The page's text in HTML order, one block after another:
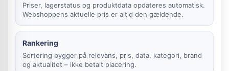
Priser, lagerstatus og produktdata opdateres automatisk.
Webshoppens aktuelle pris er altid den gældende.
Rankering
Sortering bygger på relevans, pris, data, kategori, brand
og aktualitet – ikke betalt placering.